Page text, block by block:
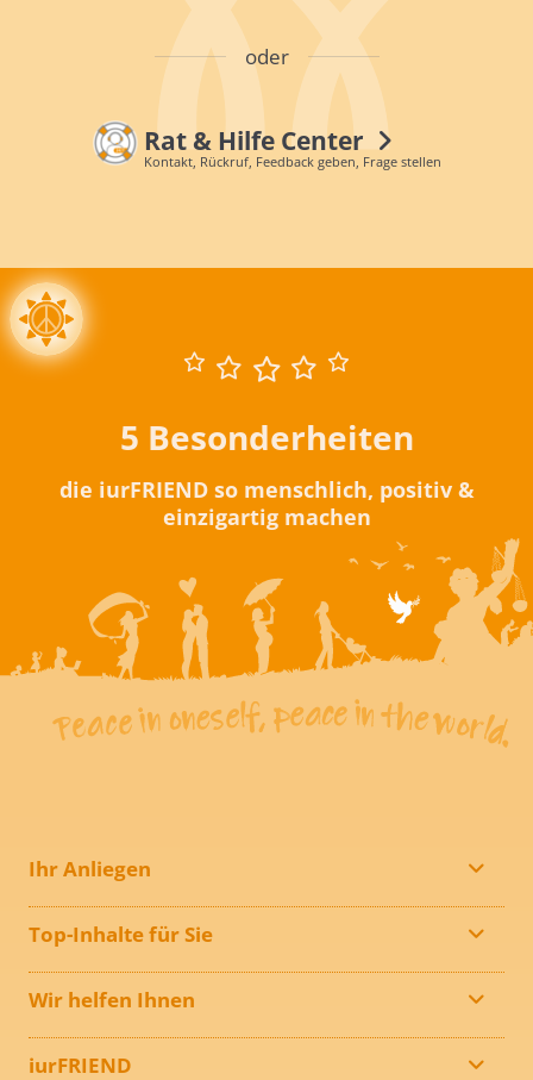
oder
Rat & Hilfe Center
Kontakt, Rückruf, Feedback geben, Frage stellen
5 Besonderheiten
die iurFRIEND so menschlich, positiv &
einzigartig machen
Ihr Anliegen
Top-Inhalte für Sie
Wir helfen Ihnen
iurFRIEND